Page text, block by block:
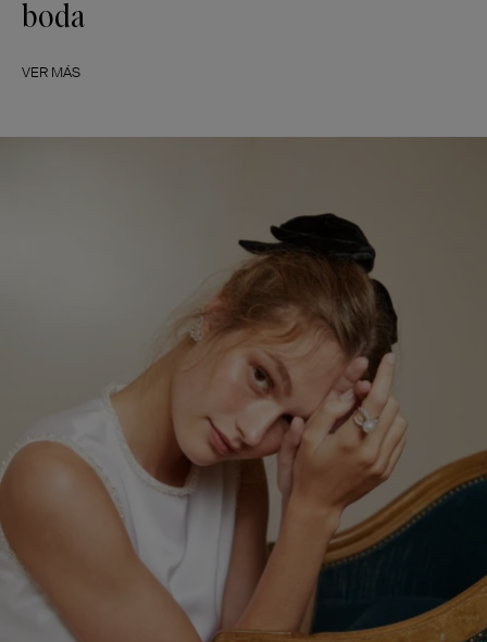
boda
VER MÁS